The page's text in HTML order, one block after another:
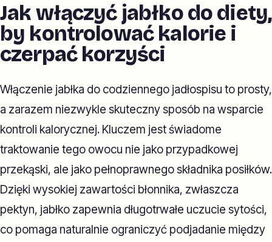
Jak włączyć jabłko do diety,
by kontrolować kalorie i
czerpać korzyści
Włączenie jabłka do codziennego jadłospisu to prosty,
a zarazem niezwykle skuteczny sposób na wsparcie
kontroli kalorycznej. Kluczem jest świadome
traktowanie tego owocu nie jako przypadkowej
przekąski, ale jako pełnoprawnego składnika posiłków.
Dzięki wysokiej zawartości błonnika, zwłaszcza
pektyn, jabłko zapewnia długotrwałe uczucie sytości,
co pomaga naturalnie ograniczyć podjadanie między